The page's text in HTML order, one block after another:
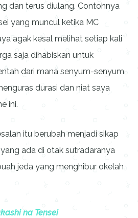
dan terus diulang. Contohnya
yang muncul ketika MC
agak kesal melihat setiap kali
saja dihabiskan untuk
dari mana senyum-senyum
durasi dan niat saya
ini.
itu berubah menjadi sikap
ada di otak sutradaranya
jeda yang menghibur okelah
na Tensei